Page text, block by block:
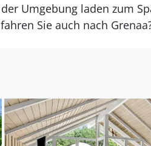
Umgebung laden zum
Sie auch nach